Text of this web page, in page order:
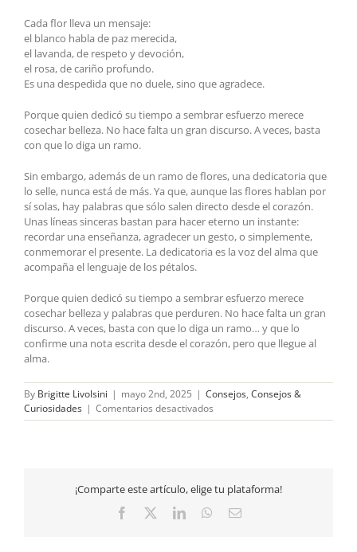
Cada flor lleva un mensaje:
el blanco habla de paz merecida,
el lavanda, de respeto y devoción,
el rosa, de cariño profundo.
Es una despedida que no duele, sino que agradece.
Porque quien dedicó su tiempo a sembrar esfuerzo merece
cosechar belleza. No hace falta un gran discurso. A veces, basta
con que lo diga un ramo.
Sin embargo, además de un ramo de flores, una dedicatoria que
lo selle, nunca está de más. Ya que, aunque las flores hablan por
sí solas, hay palabras que sólo salen directo desde el corazón.
Unas líneas sinceras bastan para hacer eterno un instante:
recordar una enseñanza, agradecer un gesto, o simplemente,
conmemorar el presente. La dedicatoria es la voz del alma que
acompaña el lenguaje de los pétalos.
Porque quien dedicó su tiempo a sembrar esfuerzo merece
cosechar belleza y palabras que perduren. No hace falta un gran
discurso. A veces, basta con que lo diga un ramo… y que lo
confirme una nota escrita desde el corazón, pero que llegue al
alma.
By Brigitte Livolsini | mayo 2nd, 2025 | Consejos, Consejos &
Curiosidades | Comentarios desactivados
Regalos
laboral
¡Comparte este artículo, elige tu plataforma!
Facebook LinkedInWhatsApp
Email